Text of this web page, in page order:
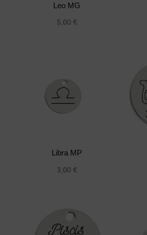
Leo MG
5,00 €
Libra MP
3,00 €